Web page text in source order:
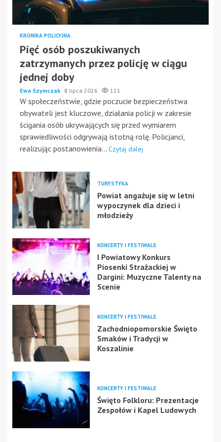
KRONIKA POLICYJNA
Pięć osób poszukiwanych
zatrzymanych przez policję w ciągu
jednej doby
Ewa Szymczak 8 lipca 2026 121
W społeczeństwie, gdzie poczucie bezpieczeństwa
obywateli jest kluczowe, działania policji w zakresie
ścigania osób ukrywających się przed wymiarem
sprawiedliwości odgrywają istotną rolę. Policjanci,
realizując postanowienia... Czytaj dalej
TURYSTYKA
Powiat angażuje się w letni
wypoczynek dla dzieci i
młodzieży
KONCERTY I FESTIWALE
I Powiatowy Konkurs
Piosenki Strażackiej w
Dargini: Muzyczne Talenty na
Scenie
KONCERTY I FESTIWALE
Zachodniopomorskie Święto
Smaków i Tradycji w
Koszalinie
KONCERTY I FESTIWALE
Święto Folkloru: Prezentacje
Zespołów i Kapel Ludowych